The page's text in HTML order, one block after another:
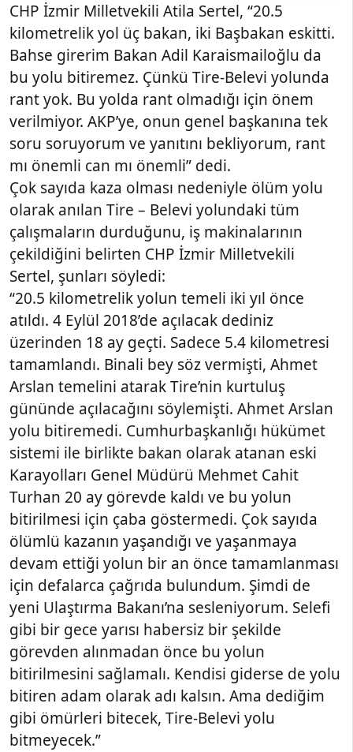
CHP İzmir Milletvekili Atila Sertel, “20.5
kilometrelik yol üç bakan, iki Başbakan eskitti.
Bahse girerim Bakan Adil Karaismailoğlu da
bu yolu bitiremez. Çünkü Tire-Belevi yolunda
rant yok. Bu yolda rant olmadığı için önem
verilmiyor. AKP’ye, onun genel başkanına tek
soru soruyorum ve yanıtını bekliyorum, rant
mı önemli can mı önemli” dedi.
Çok sayıda kaza olması nedeniyle ölüm yolu
olarak anılan Tire – Belevi yolundaki tüm
çalışmaların durduğunu, iş makinalarının
çekildiğini belirten CHP İzmir Milletvekili
Sertel, şunları söyledi:
“20.5 kilometrelik yolun temeli iki yıl önce
atıldı. 4 Eylül 2018’de açılacak dediniz
üzerinden 18 ay geçti. Sadece 5.4 kilometresi
tamamlandı. Binali bey söz vermişti, Ahmet
Arslan temelini atarak Tire’nin kurtuluş
gününde açılacağını söylemişti. Ahmet Arslan
yolu bitiremedi. Cumhurbaşkanlığı hükümet
sistemi ile birlikte bakan olarak atanan eski
Karayolları Genel Müdürü Mehmet Cahit
Turhan 20 ay görevde kaldı ve bu yolun
bitirilmesi için çaba göstermedi. Çok sayıda
ölümlü kazanın yaşandığı ve yaşanmaya
devam ettiği yolun bir an önce tamamlanması
için defalarca çağrıda bulundum. Şimdi de
yeni Ulaştırma Bakanı’na sesleniyorum. Selefi
gibi bir gece yarısı habersiz bir şekilde
görevden alınmadan önce bu yolun
bitirilmesini sağlamalı. Kendisi giderse de yolu
bitiren adam olarak adı kalsın. Ama dediğim
gibi ömürleri bitecek, Tire-Belevi yolu
bitmeyecek.”